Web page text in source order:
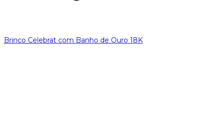
Brinco Celebrat com Banho de Ouro 18K